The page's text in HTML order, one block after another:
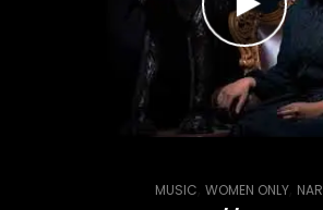
MUSIC ,WOMEN ONLY